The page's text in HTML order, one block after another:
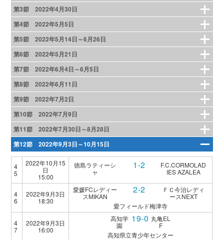
第3節 2022年4月30日
第4節 2022年5月5日
第5節 2022年5月14日～6月26日
第6節 2022年5月21日
第7節 2022年6月4日～6月5日
第8節 2022年6月11日
第9節 2022年7月2日
第10節 2022年7月9日
第11節 2022年7月30日～8月28日
第12節 2022年9月3日～10月15日
4
5
2022年10月15
日
15:00
徳島ラティーシ
ャ
1-2
F.C.CORMOLAD
IES AZALEA
4
6
2022年9月3日
18:30
愛媛FCレディー
スMIKAN
2-2
ＦＣ今治レディ
ースNEXT
愛フィールド梅津寺
4
7
2022年9月3日
16:00
高知学
園
19-0 丸亀EL
F
高知県立青少年センター